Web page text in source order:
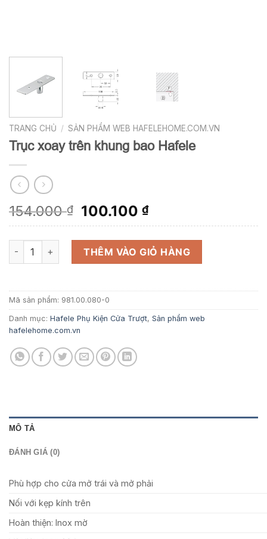
TRANG CHỦ / SẢN PHẨM WEB HAFELEHOME.COM.VN
Trục xoay trên khung bao Hafele
154.000₫
Giá
gốc
là:
154.000 ₫.
100.100₫Giá
hiện
tại
là:
100.100 ₫.
Trục xoay trên khung bao Hafele số lượng
THÊM VÀO GIỎ HÀNG
Mã sản phẩm: 981.00.080-0
Danh mục: Hafele Phụ Kiện Cửa Trượt, Sản phẩm web
hafelehome.com.vn
MÔ TẢ
ĐÁNH GIÁ (0)
Phù hợp cho cửa mở trái và mở phải
Nối với kẹp kính trên
Hoàn thiện: Inox mờ